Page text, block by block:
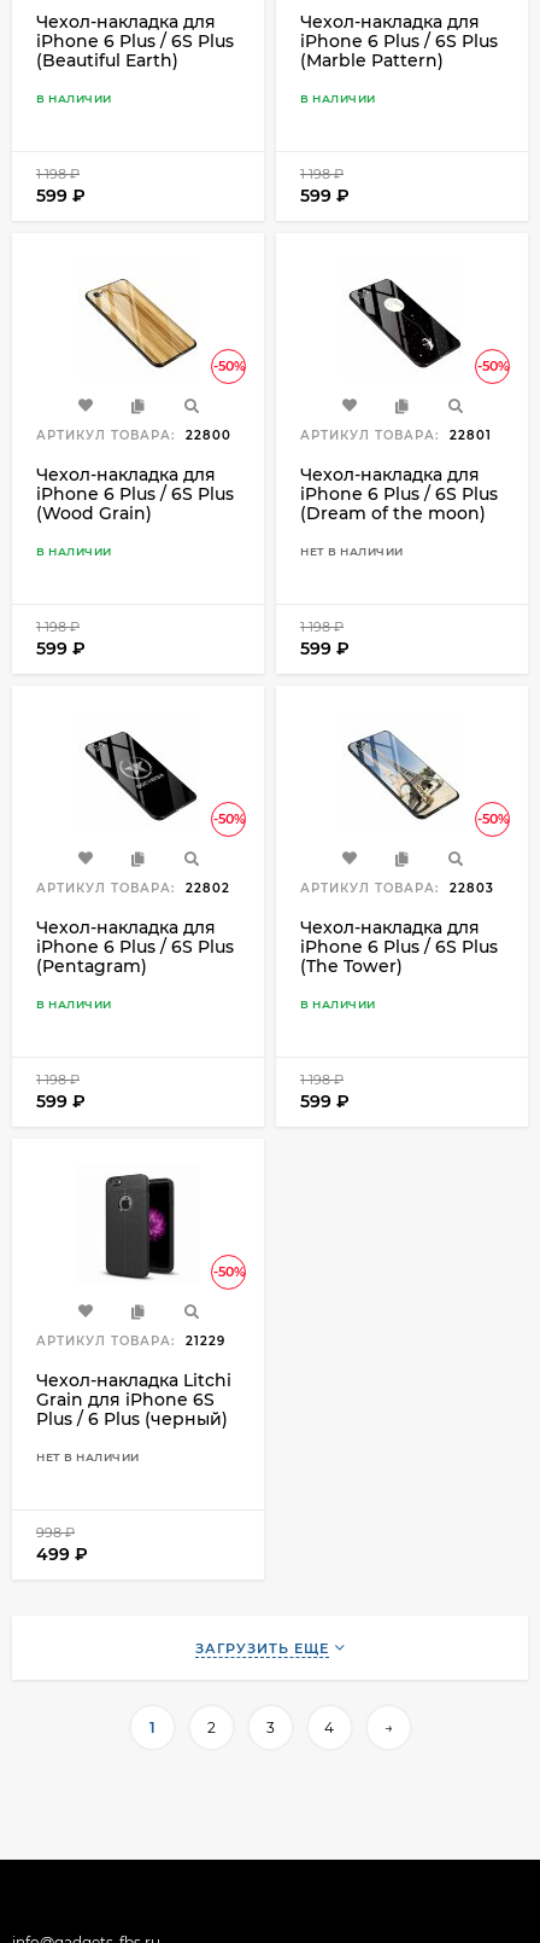
Чехол-накладка для
iPhone 6 Plus / 6S Plus
(Beautiful Earth)
В НАЛИЧИИ
1 198₽
599 ₽
Чехол-накладка для
iPhone 6 Plus / 6S Plus
(Marble Pattern)
В НАЛИЧИИ
1 198₽
599 ₽
-50%
АРТИКУЛ ТОВАРА: 22800
Чехол-накладка для
iPhone 6 Plus / 6S Plus
(Wood Grain)
В НАЛИЧИИ
1 198₽
599 ₽
-50%
АРТИКУЛ ТОВАРА: 22801
Чехол-накладка для
iPhone 6 Plus / 6S Plus
(Dream of the moon)
НЕТ В НАЛИЧИИ
1 198₽
599 ₽
-50%
АРТИКУЛ ТОВАРА: 22802
Чехол-накладка для
iPhone 6 Plus / 6S Plus
(Pentagram)
В НАЛИЧИИ
1 198₽
599 ₽
-50%
АРТИКУЛ ТОВАРА: 22803
Чехол-накладка для
iPhone 6 Plus / 6S Plus
(The Tower)
В НАЛИЧИИ
1 198₽
599 ₽
-50%
АРТИКУЛ ТОВАРА: 21229
Чехол-накладка Litchi
Grain для iPhone 6S
Plus / 6 Plus (черный)
НЕТ В НАЛИЧИИ
998₽
499 ₽
ЗАГРУЗИТЬ ЕЩЕ
1 2 3 4 →